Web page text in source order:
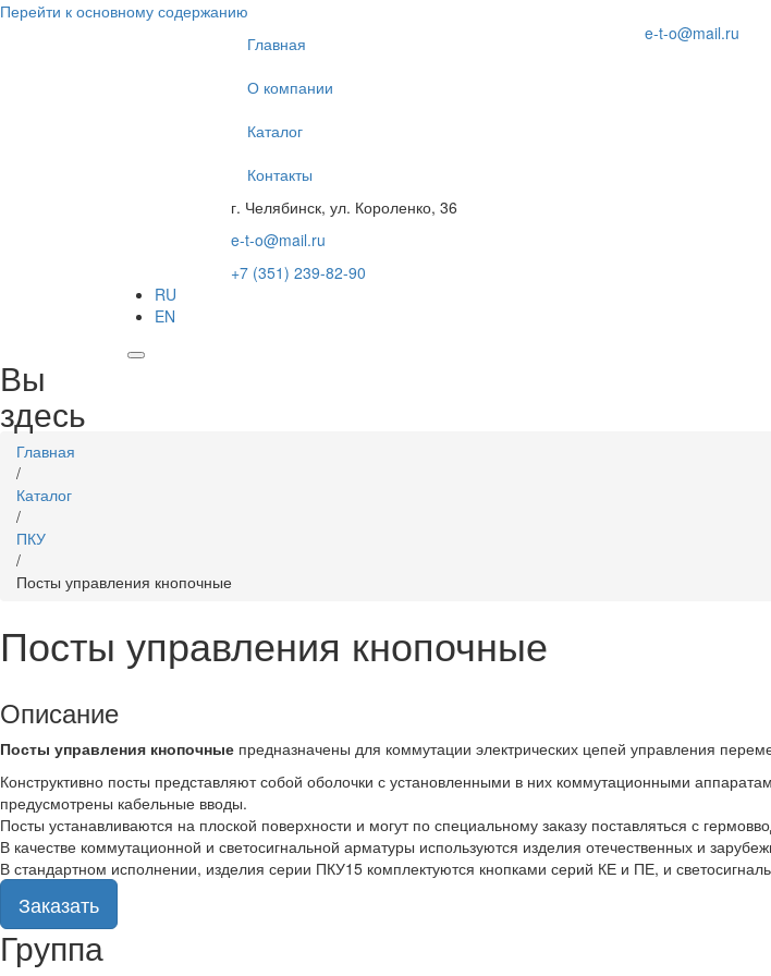
Перейти к основному содержанию
Главная
О компании
Каталог
Контакты
г. Челябинск, ул. Короленко, 36
e-t-o@mail.ru
+7 (351) 239-82-90
e-t-o@mail.ru
RU
EN
Вы
здесь
Главная
/
Каталог
/
ПКУ
/
Посты управления кнопочные
Посты управления кнопочные
Описание
Посты управления кнопочные предназначены для коммутации электрических цепей управления
Конструктивно посты представляют собой оболочки с установленными в них коммутационными
предусмотрены кабельные вводы.
Посты устанавливаются на плоской поверхности и могут по специальному заказу поставляться с
В качестве коммутационной и светосигнальной арматуры используются изделия отечественных и
В стандартном исполнении, изделия серии ПКУ15 комплектуются кнопками серий КЕ и ПЕ, и
Заказать
Группа